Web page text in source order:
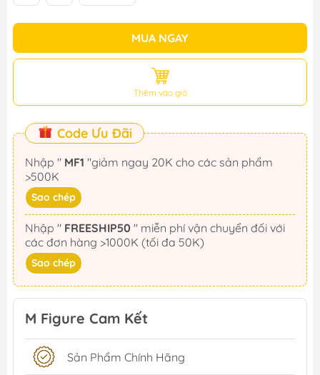
MUA NGAY
Thêm vào giỏ
Code Ưu Đãi
Nhập " MF1
>500K
Sao chép
Nhập " FREESHIP50
các đơn hàng >1000K (tối đa 50K)
Sao chép
M Figure Cam Kết
Sản Phẩm Chính Hãng